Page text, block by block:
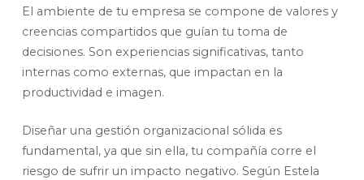
El ambiente de tu empresa se compone de valores y
creencias compartidos que guían tu toma de
decisiones. Son experiencias significativas, tanto
internas como externas, que impactan en la
productividad e imagen.
Diseñar una gestión organizacional sólida es
fundamental, ya que sin ella, tu compañía corre el
riesgo de sufrir un impacto negativo. Según Estela